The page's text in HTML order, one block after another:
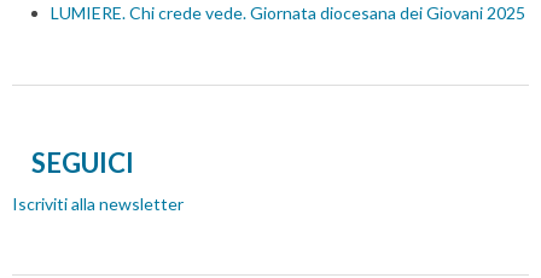
i
LUMIERE. Chi crede vede. Giornata diocesana dei Giovani 2025
SEGUICI
Iscriviti alla newsletter